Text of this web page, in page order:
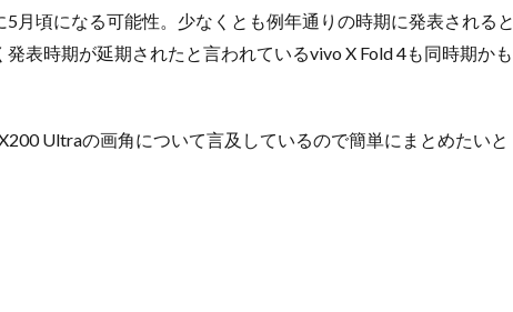
月頃になる可能性。少なくとも例年通りの時期に発表されると
表時期が延期されたと言われているvivo X Fold 4も同時期かも
Ultraの画角について言及しているので簡単にまとめたいと